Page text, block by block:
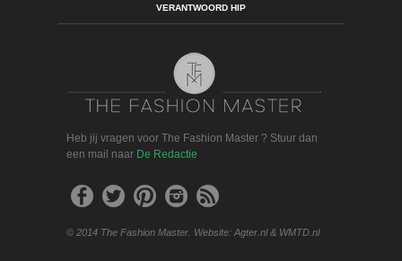
VERANTWOORD HIP
Heb jij vragen voor The Fashion Master ? Stuur dan
een mail naar De Redactie
© 2014 The Fashion Master. Website: Agter.nl & WMTD.nl